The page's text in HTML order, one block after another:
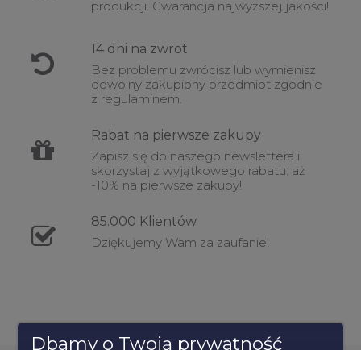
produkcji. Gwarancja najwyższej jakości!
14 dni na zwrot
Bez problemu zwrócisz lub wymienisz
dowolny zakupiony przedmiot zgodnie
z regulaminem.
Rabat na pierwsze zakupy
Zapisz się do naszego newslettera i
skorzystaj z wyjątkowego rabatu: aż
-10% na pierwsze zakupy!
85.000 Klientów
Dziękujemy Wam za zaufanie!
Dbamy o Twoją prywatność